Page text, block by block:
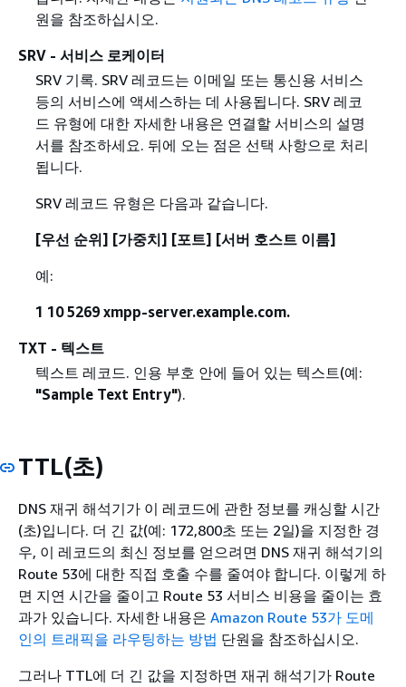
원을 참조하십시오.
SRV - 서비스 로케이터
SRV 기록. SRV 레코드는 이메일 또는 통신용 서비스
등의 서비스에 액세스하는 데 사용됩니다. SRV 레코
드 유형에 대한 자세한 내용은 연결할 서비스의 설명
서를 참조하세요. 뒤에 오는 점은 선택 사항으로 처리
됩니다.
SRV 레코드 유형은 다음과 같습니다.
[우선 순위] [가중치] [포트] [서버 호스트 이름]
예:
1 10 5269 xmpp-server.example.com.
TXT - 텍스트
텍스트 레코드. 인용 부호 안에 들어 있는 텍스트(예:
"Sample Text Entry").
TTL(초)
DNS 재귀 해석기가 이 레코드에 관한 정보를 캐싱할 시간
(초)입니다. 더 긴 값(예: 172,800초 또는 2일)을 지정한 경
우, 이 레코드의 최신 정보를 얻으려면 DNS 재귀 해석기의
Route 53에 대한 직접 호출 수를 줄여야 합니다. 이렇게 하
면 지연 시간을 줄이고 Route 53 서비스 비용을 줄이는 효
과가 있습니다. 자세한 내용은 Amazon Route 53가 도메
인의 트래픽을 라우팅하는 방법 단원을 참조하십시오.
그러나 TTL에 더 긴 값을 지정하면 재귀 해석기가 Route